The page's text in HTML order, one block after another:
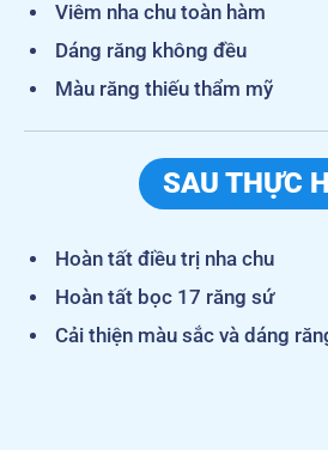
Viêm nha chu toàn hàm
Dáng răng không đều
Màu răng thiếu thẩm mỹ
SAU THỰC
Hoàn tất điều trị nha chu
Hoàn tất bọc 17 răng sứ
Cải thiện màu sắc và dáng